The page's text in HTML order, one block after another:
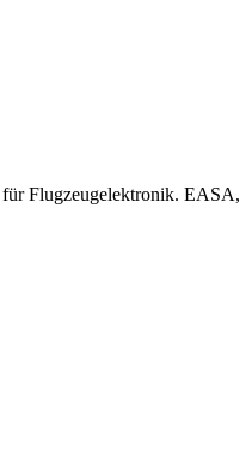
für Flugzeugelektronik. EASA,